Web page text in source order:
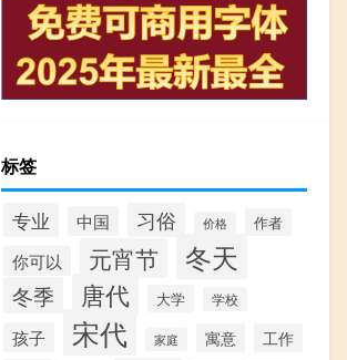
标签
专业 中国 习俗 价格 作者
你可以 元宵节 冬天
冬季 唐代 大学 学校
孩子 宋代 家庭 寓意
工作